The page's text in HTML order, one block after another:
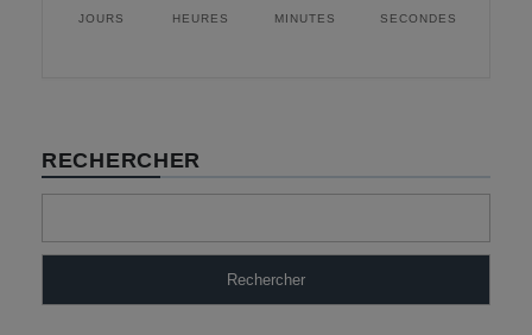
JOURS HEURES MINUTES SECONDES
RECHERCHER
Rechercher